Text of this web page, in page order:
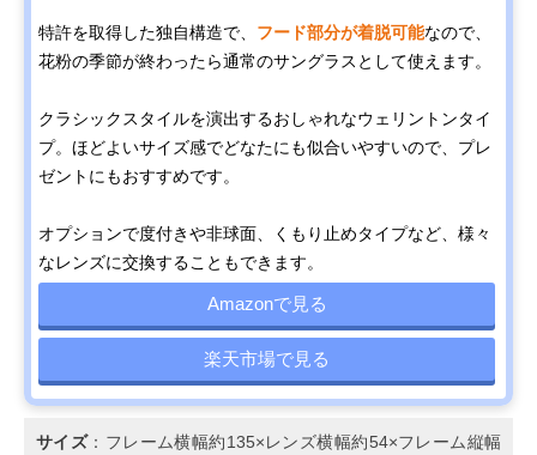
特許を取得した独自構造で、 フード部分が着脱可能なので、
花粉の季節が終わったら通常のサングラスとして使えます。
クラシックスタイルを演出するおしゃれなウェリントンタイ
プ。ほどよいサイズ感でどなたにも似合いやすいので、プレ
ゼントにもおすすめです。
オプションで度付きや非球面、くもり止めタイプなど、様々
なレンズに交換することもできます。
Amazonで見る
楽天市場で見る
サイズ：フレーム横幅約135×レンズ横幅約54×フレーム縦幅